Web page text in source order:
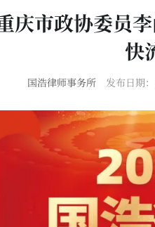
庆市政协委员
快
国浩律师事务所 发布日期